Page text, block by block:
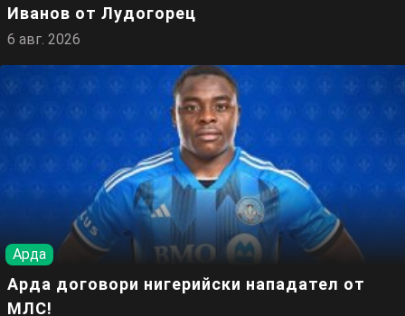
Иванов от Лудогорец
6 авг. 2026
Арда
Арда договори нигерийски нападател от
МЛС!